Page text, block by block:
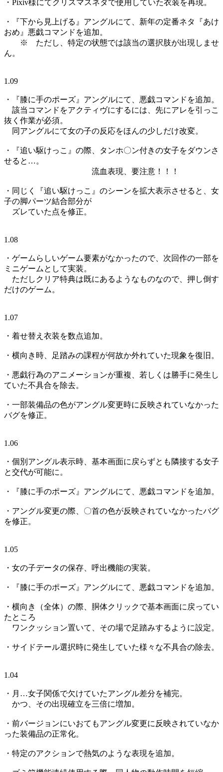
・Pixiv様にてクリスマスネタで使用していた衣装を再現。
・『下から見上げる』アングルにて、新年の定番ネタ『あけ
おめ』悪戯コマンドを追加。
※ ただし、特定の状態では該当の選択肢が出現しませ
ん。
1.09
・『膝に手のポーズ』アングルにて、悪戯コマンドを追加。
該当コマンドをアクティヴにするには、先にアレを引っこ
抜く作業が必須。
同アングルにて女の子の反応をほんの少しだけ改変。
・『追い駆けっこ』の際、タンホ〇ン付きの女子をダウンさ
せると…。
流血表現、要注意！！！
・同じく『追い駆けっこ』のシーンを拡大表示させると、女
子の脚パーツ結合部分が
ズレていた点を修正。
1.08
・ゲームらしいゲーム要素がなかったので、次回作の一部を
ミニゲームとして実装。
ただしクリア特典は既にあるようなものなので、押し倒す
だけのゲーム。
1.07
・着せ替え衣装を数点追加。
・横向き時、足踏みの課程が何故か外れていた現象を復旧。
・悪戯行為のアニメーションが重複、若しくは勝手に発生し
ていた不具合を除去。
・一部装備品の色がアングル変更時に反映されていなかった
バグを修正。
1.06
・個別アングル表示時、基本画面に戻らずとも隣接する女子
と交代が可能に。
・『膝に手のポーズ』アングルにて、悪戯コマンドを追加。
・アングル変更の際、〇首の色が反映されていなかったバグ
を修正。
1.05
・女の子データの保存、呼出機能の実装。
・『膝に手のポーズ』アングルにて、悪戯コマンドを追加。
・横向き（全体）の際、胴体クリックで基本画面に戻ってい
たところ
ワンクッション置いて、その場で足踏みするように設定。
・サイドテール選択時に発生していた様々な不具合の除去。
1.04
・月…女子関係で欠けていたアングル差分を補完。
かつ、その出現確立を三倍に増加。
・前バージョンにいおてもアングル変更に反映されていなか
った装備品の正常化。
・特定のアクションで熱気のような表現を追加。